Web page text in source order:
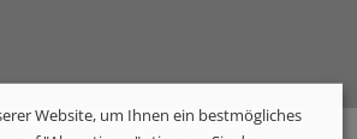
Website, um Ihnen ein bestmögliches